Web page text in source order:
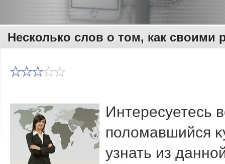
Несколько слов о том, как своими
Интересуетесь
полοмавшийся
узнать из